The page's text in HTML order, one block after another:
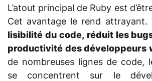
L’atout principal de Ruby est
Cet avantage le rend attrayant.
lisibilité du code, réduit les
productivité des développeurs
de nombreuses lignes de code,
se concentrent sur le